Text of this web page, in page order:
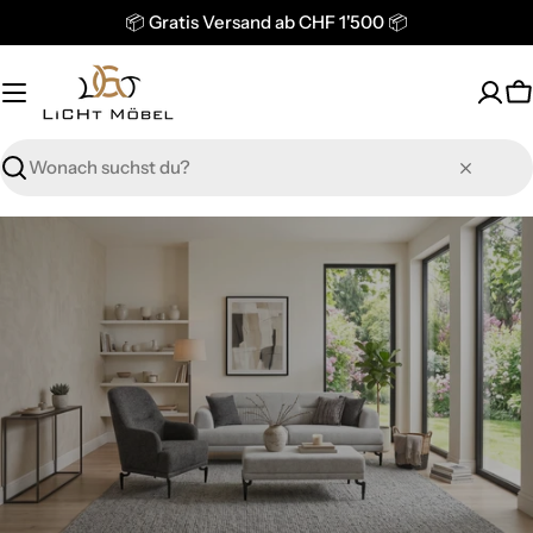
Inhalt
📦 Gratis Versand ab CHF 1'500 📦
Suchen